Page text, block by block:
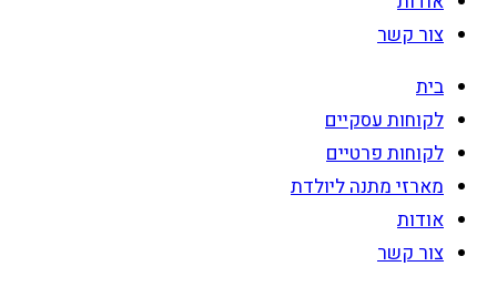
צור קשר
בית
לקוחות עסקיים
לקוחות פרטיים
מארזי מתנה ליולדת
אודות
צור קשר